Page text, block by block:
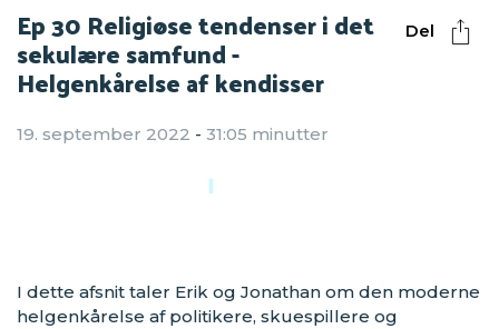
Del
Ep 30 Religiøse tendenser i det
sekulære samfund -
Helgenkårelse af kendisser
19. september 2022 - 31:05 minutter
I dette afsnit taler Erik og Jonathan om den moderne
helgenkårelse af politikere, skuespillere og